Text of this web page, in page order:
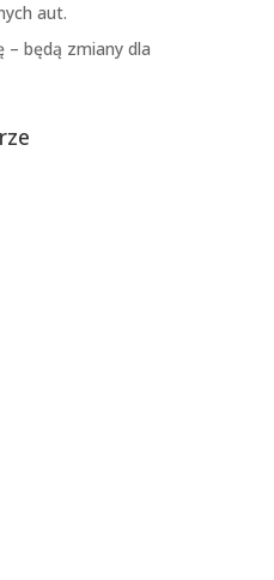
aut.
– będą zmiany dla